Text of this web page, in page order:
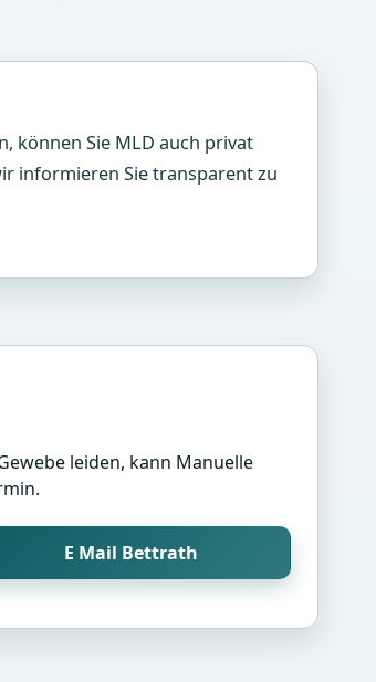
können Sie MLD auch privat
informieren Sie transparent zu
leiden, kann Manuelle
E Mail Bettrath